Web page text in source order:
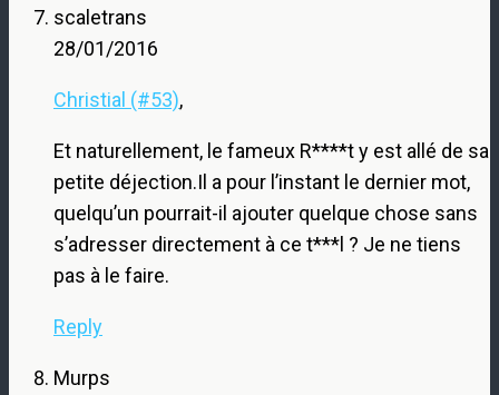
scaletrans
28/01/2016
Christial (#53),
Et naturellement, le fameux R****t y est allé de sa
petite déjection.Il a pour l’instant le dernier mot,
quelqu’un pourrait-il ajouter quelque chose sans
s’adresser directement à ce t***l ? Je ne tiens
pas à le faire.
Reply
Murps